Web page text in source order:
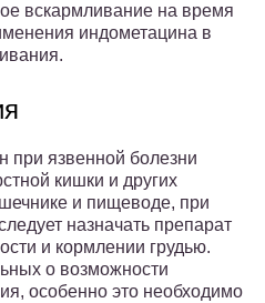
вскармливание на время
индометацина в
при язвенной болезни
кишки и других
и пищеводе, при
назначать препарат
и кормлении грудью.
о возможности
особенно это необходимо